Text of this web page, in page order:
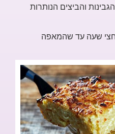
והביצים הנותרות
מעלות כחצי שעה עד שהמאפה